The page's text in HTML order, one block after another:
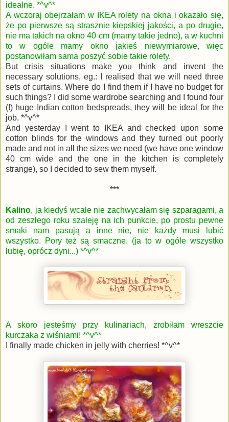
idealne. *^v^*
A wczoraj obejrzałam w IKEA rolety na okna i okazało się,
że po pierwsze są strasznie kiepskiej jakości, a po drugie,
nie ma takich na okno 40 cm (mamy takie jedno), a w kuchni
to w ogóle mamy okno jakieś niewymiarowe, więc
postanowiłam sama poszyć sobie takie rolety.
But crisis situations make you think and invent the
necessary solutions, eg.: I realised that we will need three
sets of curtains. Where do I find them if I have no budget for
such things? I did some wardrobe searching and I found four
(!) huge Indian cotton bedspreads, they will be ideal for the
job. *^v^*
And yesterday I went to IKEA and checked upon some
cotton blinds for the windows and they turned out poorly
made and not in all the sizes we need (we have one window
40 cm wide and the one in the kitchen is completely
strange), so I decided to sew them myself.
***
Kalino, ja kiedyś wcale nie zachwycałam się szparagami, a
od zeszłego roku szaleję na ich punkcie, po prostu pewne
smaki nam pasują a inne nie, nie każdy musi lubić
wszystko. Pory też są smaczne. (ja to w ogóle wszystko
lubię, oprócz dyni...) *^v^*
A skoro jesteśmy przy kulinariach, zrobiłam wreszcie
kurczaka z wiśniami! *^v^*
I finally made chicken in jelly with cherries! *^v^*